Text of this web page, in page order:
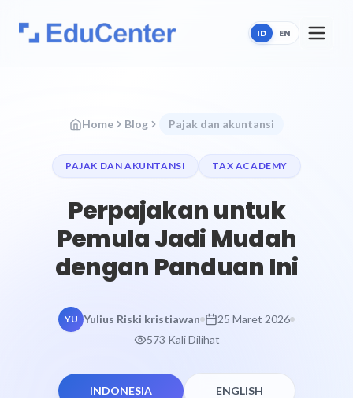
ID EN
Home Blog Pajak dan akuntansi
PAJAK DAN AKUNTANSI TAX ACADEMY
Perpajakan untuk
Pemula Jadi Mudah
dengan Panduan Ini
YU Yulius Riski kristiawan
25 Maret 2026
573 Kali Dilihat
INDONESIA ENGLISH